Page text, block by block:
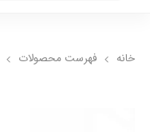
خانه فهرست محصولات